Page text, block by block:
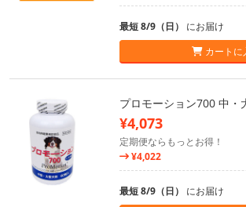
最短 8/9（日） にお届け
カートに
プロモーション700 中・
¥4,073
定期便ならもっとお得！
¥4,022
最短 8/9（日） にお届け